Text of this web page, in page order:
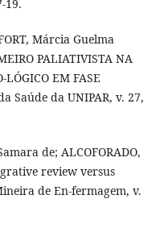
19.
Márcia Guelma
PALIATIVISTA NA
LÓGICO EM FASE
Saúde da UNIPAR, v. 27,
de; ALCOFORADO,
review versus
de En-fermagem, v.